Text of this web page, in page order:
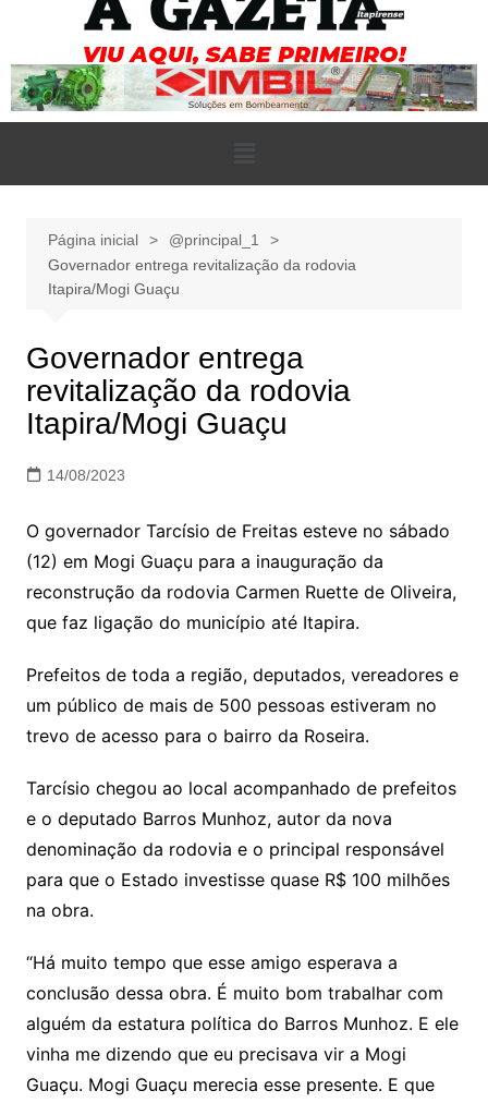
Página inicial
@principal_1
Governador entrega revitalização da rodovia
Itapira/Mogi Guaçu
Governador entrega
revitalização da rodovia
Itapira/Mogi Guaçu
14/08/2023
O governador Tarcísio de Freitas esteve no sábado
(12) em Mogi Guaçu para a inauguração da
reconstrução da rodovia Carmen Ruette de Oliveira,
que faz ligação do município até Itapira.
Prefeitos de toda a região, deputados, vereadores e
um público de mais de 500 pessoas estiveram no
trevo de acesso para o bairro da Roseira.
Tarcísio chegou ao local acompanhado de prefeitos
e o deputado Barros Munhoz, autor da nova
denominação da rodovia e o principal responsável
para que o Estado investisse quase R$ 100 milhões
na obra.
“Há muito tempo que esse amigo esperava a
conclusão dessa obra. É muito bom trabalhar com
alguém da estatura política do Barros Munhoz. E ele
vinha me dizendo que eu precisava vir a Mogi
Guaçu. Mogi Guaçu merecia esse presente. E que